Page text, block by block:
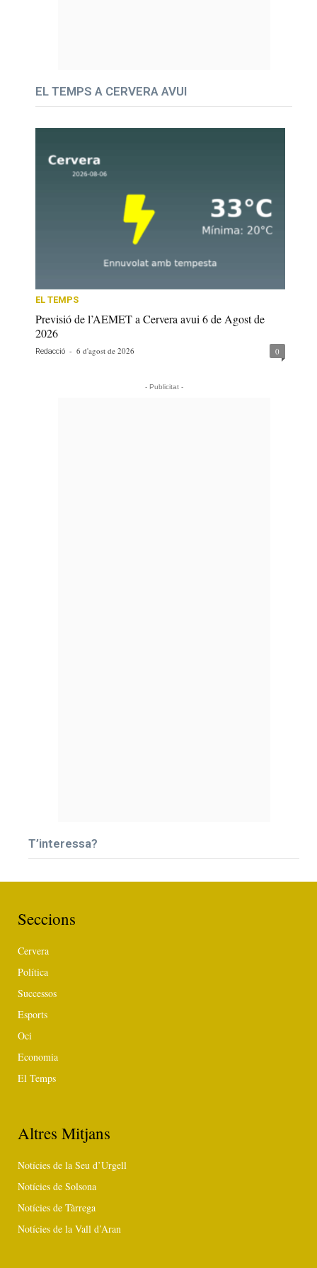
EL TEMPS A CERVERA AVUI
EL TEMPS
Previsió de l’AEMET a Cervera avui 6 de Agost de
2026
Redacció - 6 d'agost de 2026 0
- Publicitat -
T’interessa?
Seccions
Cervera
Política
Successos
Esports
Oci
Economia
El Temps
Altres Mitjans
Notícies de la Seu d’Urgell
Notícies de Solsona
Notícies de Tàrrega
Notícies de la Vall d’Aran